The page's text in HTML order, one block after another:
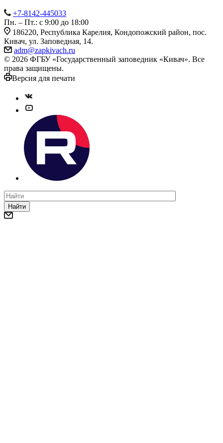
+7-8142-445033
Пн. – Пт.: с 9:00 до 18:00
186220, Республика Карелия, Кондопожский район, пос.
Кивач, ул. Заповедная, 14.
adm@zapkivach.ru
© 2026 ФГБУ «Государственный заповедник «Кивач». Все
права защищены.
Версия для печати
Найти